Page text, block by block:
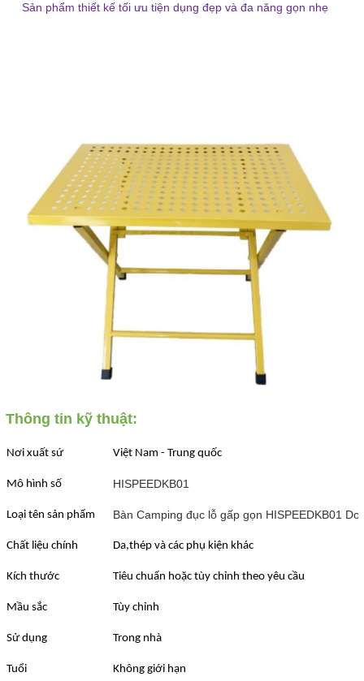
Sản phẩm thiết kế tối ưu tiện dụng đẹp và đa năng gọn nhẹ
Thông tin kỹ thuật:
Nơi xuất sứ Việt Nam - Trung quốc
Mô hình số HISPEEDKB01
Loại tên sản phẩm Bàn Camping đục lỗ gấp gọn HISPEEDKB01
Chất liệu chính Da,thép và các phụ kiện khác
Kích thước Tiêu chuẩn hoặc tùy chỉnh theo yêu cầu
Mầu sắc Tùy chỉnh
Sử dụng Trong nhà
Tuổi Không giới hạn